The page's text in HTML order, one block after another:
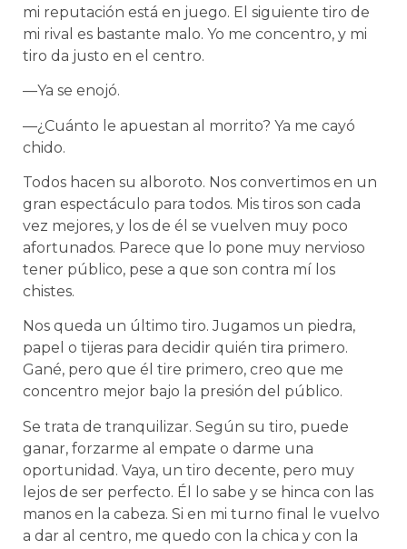
mi reputación está en juego. El siguiente tiro de
mi rival es bastante malo. Yo me concentro, y mi
tiro da justo en el centro.
—Ya se enojó.
—¿Cuánto le apuestan al morrito? Ya me cayó
chido.
Todos hacen su alboroto. Nos convertimos en un
gran espectáculo para todos. Mis tiros son cada
vez mejores, y los de él se vuelven muy poco
afortunados. Parece que lo pone muy nervioso
tener público, pese a que son contra mí los
chistes.
Nos queda un último tiro. Jugamos un piedra,
papel o tijeras para decidir quién tira primero.
Gané, pero que él tire primero, creo que me
concentro mejor bajo la presión del público.
Se trata de tranquilizar. Según su tiro, puede
ganar, forzarme al empate o darme una
oportunidad. Vaya, un tiro decente, pero muy
lejos de ser perfecto. Él lo sabe y se hinca con las
manos en la cabeza. Si en mi turno final le vuelvo
a dar al centro, me quedo con la chica y con la